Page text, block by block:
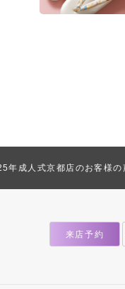
年成人式京都店のお客様の
来店予約